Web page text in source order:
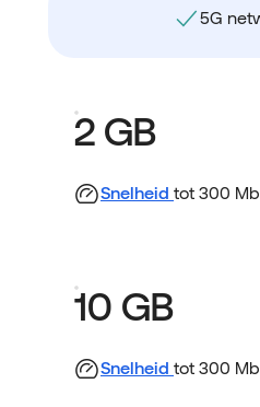
5G
2 GB
Snelheid tot 300
10 GB
Snelheid tot 300